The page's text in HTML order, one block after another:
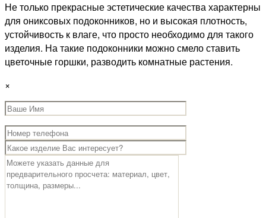
Не только прекрасные эстетические качества характерны
для ониксовых подоконников, но и высокая плотность,
устойчивость к влаге, что просто необходимо для такого
изделия. На такие подоконники можно смело ставить
цветочные горшки, разводить комнатные растения.
×